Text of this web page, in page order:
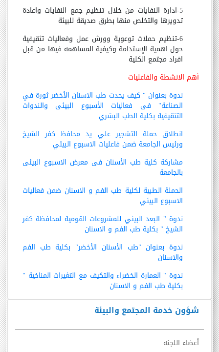
شؤون خدمة المجتمع والبيئة
أعضاء اللجنه
5-ادارة النفايات من خلال تنظيم جمع النفايات واعادة
تدويرها والتخلص منها بطرق صديقة للبيئة
6-تنظيم حملات توعوية وورش عمل وفعاليات تثقيفية
حول اهمية الإستدامة وكيفية المساهمه فيها من قبل
افراد مجتمع الكلية
أهم الانشطة والفاعليات
ندوة بعنوان " كيف يحدث طب الاسنان الأخضر ثورة في
الصناعة" فى فعاليات الأسبوع البيئى والندوات
التثقيفية بكلية الطب البشري
انطلاق حملة التشجير علي يد محافظ كفر الشيخ
ورئيس الجامعة ضمن فاعليات الاسبوع البيئي
مشاركة كلية طب الأسنان فى معرض الاسبوع البيئى
بالجامعة
الحملة الطبية لكلية طب الفم و الاسنان ضمن فعاليات
الاسبوع البيئي
ندوة " البعد البيئي للمشروعات القومية لمحافظة كفر
الشيخ " بكلية طب الفم و الاسنان
ندوة بعنوان "طب الأسنان الأخضر" بكلية طب الفم
والاسنان
ندوة " العمارة الخضراء والتكيف مع التغيرات المناخية "
بكلية طب الفم و الاسنان